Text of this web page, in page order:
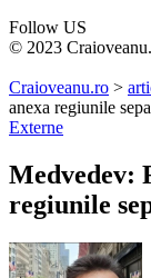
Follow US
© 2023
Craioveanu.ro >
anexa regiunile
Externe
Medvedev:
regiunile